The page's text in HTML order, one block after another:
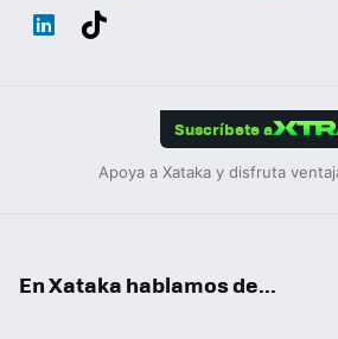
Wh
Suscríbete a
Apoya a Xataka y disfruta
En Xataka hablamos de...